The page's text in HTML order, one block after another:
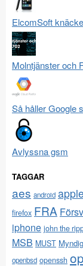
ElcomSoft
Molntjänster och
Så håller Google
Avlyssna gsm
TAGGAR
aes android apple
firefox FRA
iphone john the
MSB MUST
openbsd openssh